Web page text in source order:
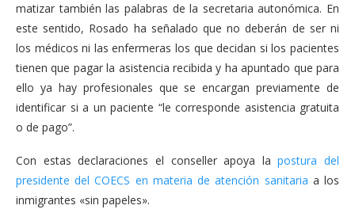
matizar también las palabras de la secretaria autonómica. En
este sentido, Rosado ha señalado que no deberán de ser ni
los médicos ni las enfermeras los que decidan si los pacientes
tienen que pagar la asistencia recibida y ha apuntado que para
ello ya hay profesionales que se encargan previamente de
identificar si a un paciente “le corresponde asistencia gratuita
o de pago”.
Con estas declaraciones el conseller apoya lapostura del
presidente del COECS en materia de atención sanitaria a los
inmigrantes «sin papeles».